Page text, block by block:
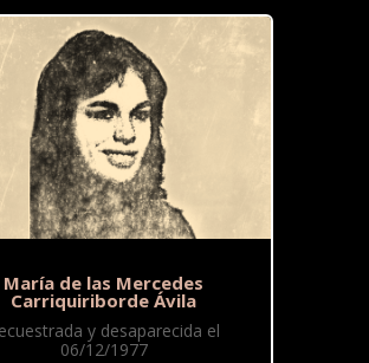
María de las Mercedes
Carriquiriborde Ávila
y desaparecida el
06/12/1977